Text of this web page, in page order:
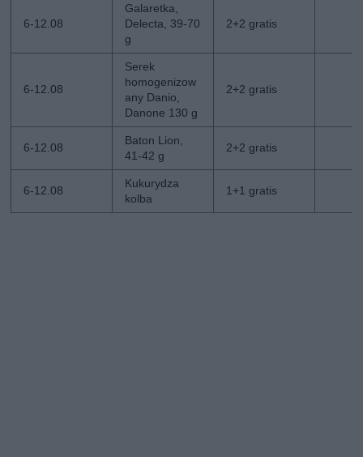
6-12.08
Galaretka,
Delecta, 39-70
g
2+2 gratis
6-12.08
Serek
homogenizow
any Danio,
Danone 130 g
2+2 gratis
6-12.08
Baton Lion,
41-42 g
2+2 gratis
6-12.08
Kukurydza
kolba
1+1 gratis